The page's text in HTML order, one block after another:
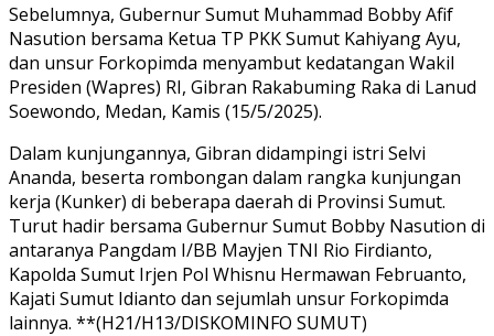
Sebelumnya, Gubernur Sumut Muhammad Bobby Afif
Nasution bersama Ketua TP PKK Sumut Kahiyang Ayu,
dan unsur Forkopimda menyambut kedatangan Wakil
Presiden (Wapres) RI, Gibran Rakabuming Raka di Lanud
Soewondo, Medan, Kamis (15/5/2025).
Dalam kunjungannya, Gibran didampingi istri Selvi
Ananda, beserta rombongan dalam rangka kunjungan
kerja (Kunker) di beberapa daerah di Provinsi Sumut.
Turut hadir bersama Gubernur Sumut Bobby Nasution di
antaranya Pangdam I/BB Mayjen TNI Rio Firdianto,
Kapolda Sumut Irjen Pol Whisnu Hermawan Februanto,
Kajati Sumut Idianto dan sejumlah unsur Forkopimda
lainnya. **(H21/H13/DISKOMINFO SUMUT)